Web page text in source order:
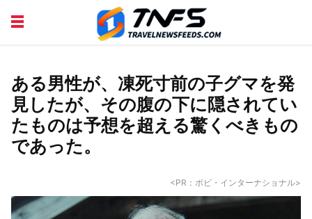
DISCOVER PLACES TIPS AND TRICKS
ある男性が、凍死寸前の子グマを発
見したが、その腹の下に隠されてい
たものは予想を超える驚くべきもの
であった。
<PR：ボビ・インターナショナル>